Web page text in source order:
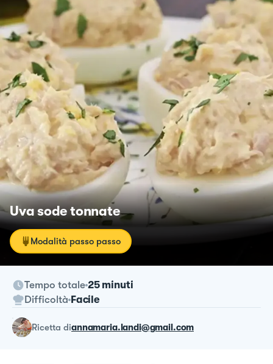
Uva sode tonnate
Modalità passo passo
Tempo totale 25 minuti
Difficoltà Facile
ricetta diannamaria.landi@gmail.com